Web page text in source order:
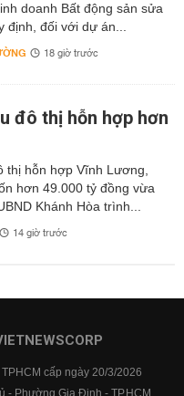
doanh Bất động sản sửa
định, đối với dự án...
18 giờ trước
đô thị hỗn hợp hơn
thị hỗn hợp Vĩnh Lương,
hơn 49.000 tỷ đồng vừa
Khánh Hòa trình...
14 giờ trước
cấp ngày 20/3/2026
- Phường Gia Định - TP.HCM